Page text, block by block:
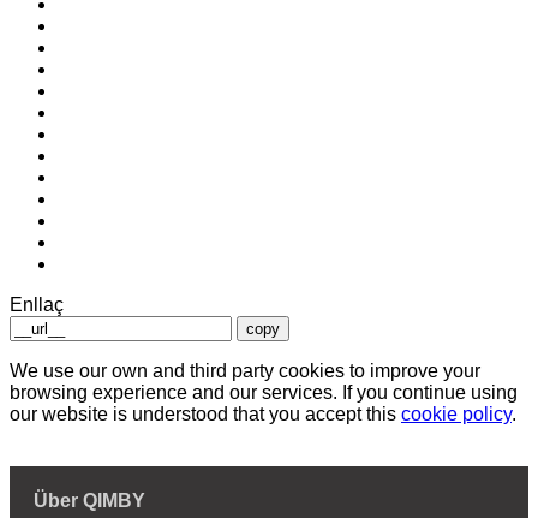
Enllaç
copy
We use our own and third party cookies to improve your
browsing experience and our services. If you continue using
our website is understood that you accept this cookie policy.
Über QIMBY